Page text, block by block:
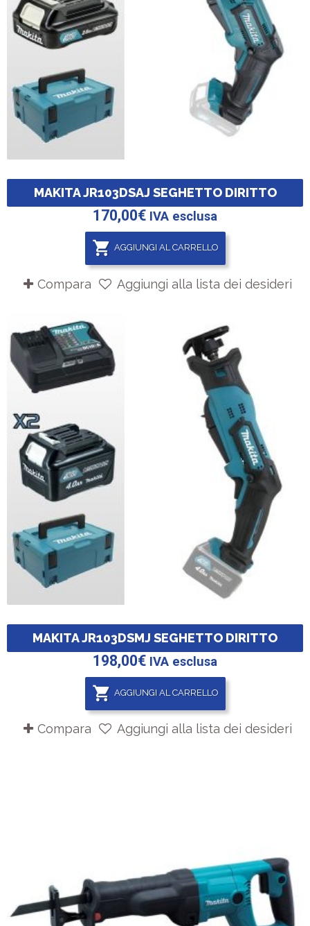
MAKITA JR103DSAJ SEGHETTO DIRITTO
170,00€ IVA esclusa
AGGIUNGI AL CARRELLO
Compara Aggiungi alla lista dei desideri
MAKITA JR103DSMJ SEGHETTO DIRITTO
198,00€ IVA esclusa
AGGIUNGI AL CARRELLO
Compara Aggiungi alla lista dei desideri